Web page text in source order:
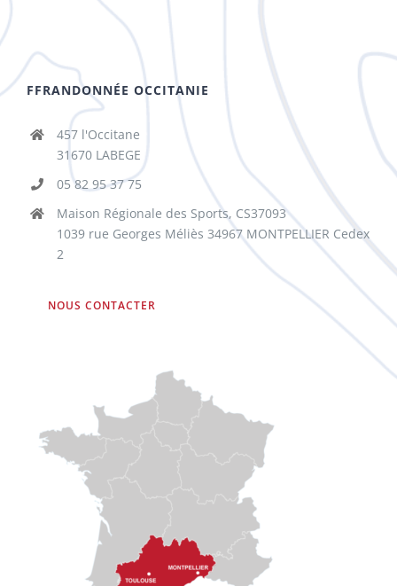
FFRANDONNÉE OCCITANIE
457 l'Occitane
31670 LABEGE
05 82 95 37 75
Maison Régionale des Sports, CS37093
1039 rue Georges Méliès 34967 MONTPELLIER Cedex
2
NOUS CONTACTER